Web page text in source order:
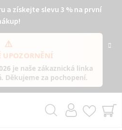
a získejte slevu 3 % na první
⚠️
UPOZORNĚNÍ
je naše zákaznická linka
. Děkujeme za pochopení.